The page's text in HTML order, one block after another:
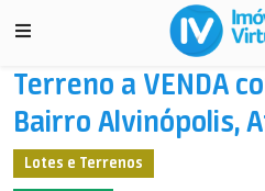
Terreno a VENDA
Bairro Alvinópolis,
Lotes e Terrenos